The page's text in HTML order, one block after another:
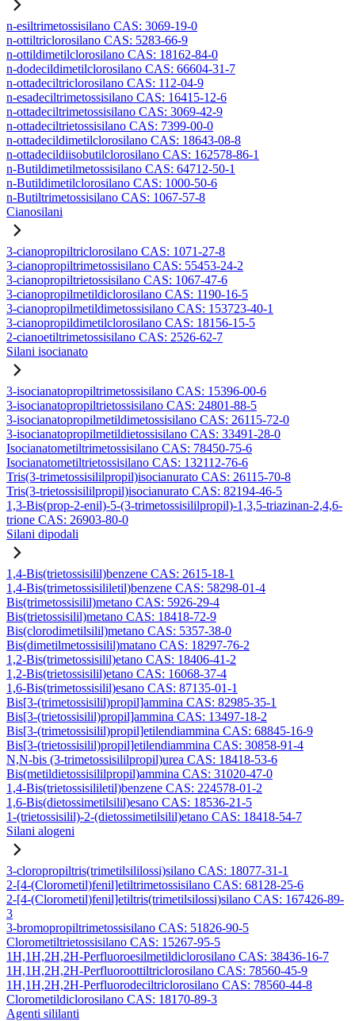
n-esiltrimetossisilano CAS: 3069-19-0
n-ottiltriclorosilano CAS: 5283-66-9
n-ottildimetilclorosilano CAS: 18162-84-0
n-dodecildimetilclorosilano CAS: 66604-31-7
n-ottadeciltriclorosilano CAS: 112-04-9
n-esadeciltrimetossisilano CAS: 16415-12-6
n-ottadeciltrimetossisilano CAS: 3069-42-9
n-ottadeciltrietossisilano CAS: 7399-00-0
n-ottadecildimetilclorosilano CAS: 18643-08-8
n-ottadecildiisobutilclorosilano CAS: 162578-86-1
n-Butildimetilmetossisilano CAS: 64712-50-1
n-Butildimetilclorosilano CAS: 1000-50-6
n-Butiltrimetossisilano CAS: 1067-57-8
Cianosilani
3-cianopropiltriclorosilano CAS: 1071-27-8
3-cianopropiltrimetossisilano CAS: 55453-24-2
3-cianopropiltrietossisilano CAS: 1067-47-6
3-cianopropilmetildiclorosilano CAS: 1190-16-5
3-cianopropilmetildimetossisilano CAS: 153723-40-1
3-cianopropildimetilclorosilano CAS: 18156-15-5
2-cianoetiltrimetossisilano CAS: 2526-62-7
Silani isocianato
3-isocianatopropiltrimetossisilano CAS: 15396-00-6
3-isocianatopropiltrietossisilano CAS: 24801-88-5
3-isocianatopropilmetildimetossisilano CAS: 26115-72-0
3-isocianatopropilmetildietossisilano CAS: 33491-28-0
Isocianatometiltrimetossisilano CAS: 78450-75-6
Isocianatometiltrietossisilano CAS: 132112-76-6
Tris(3-trimetossisililpropil)isocianurato CAS: 26115-70-8
Tris(3-trietossisililpropil)isocianurato CAS: 82194-46-5
1,3-Bis(prop-2-enil)-5-(3-trimetossisililpropil)-1,3,5-triazinan-2,4,6-
trione CAS: 26903-80-0
Silani dipodali
1,4-Bis(trietossisilil)benzene CAS: 2615-18-1
1,4-Bis(trimetossisililetil)benzene CAS: 58298-01-4
Bis(trimetossisilil)metano CAS: 5926-29-4
Bis(trietossisilil)metano CAS: 18418-72-9
Bis(clorodimetilsilil)metano CAS: 5357-38-0
Bis(dimetilmetossisilil)matano CAS: 18297-76-2
1,2-Bis(trimetossisilil)etano CAS: 18406-41-2
1,2-Bis(trietossisilil)etano CAS: 16068-37-4
1,6-Bis(trimetossisilil)esano CAS: 87135-01-1
Bis[3-(trimetossisilil)propil]ammina CAS: 82985-35-1
Bis[3-(trietossisilil)propil]ammina CAS: 13497-18-2
Bis[3-(trimetossisilil)propil]etilendiammina CAS: 68845-16-9
Bis[3-(trietossisilil)propil]etilendiammina CAS: 30858-91-4
N,N-bis (3-trimetossisililpropil)urea CAS: 18418-53-6
Bis(metildietossisililpropil)ammina CAS: 31020-47-0
1,4-Bis(trietossisililetil)benzene CAS: 224578-01-2
1,6-Bis(dietossimetilsilil)esano CAS: 18536-21-5
1-(trietossisilil)-2-(dietossimetilsilil)etano CAS: 18418-54-7
Silani alogeni
3-cloropropiltris(trimetilsililossi)silano CAS: 18077-31-1
2-[4-(Clorometil)fenil]etiltrimetossisilano CAS: 68128-25-6
2-[4-(Clorometil)fenil]etiltris(trimetilsilossi)silano CAS: 167426-89-
3
3-bromopropiltrimetossisilano CAS: 51826-90-5
Clorometiltrietossisilano CAS: 15267-95-5
1H,1H,2H,2H-Perfluoroesilmetildiclorosilano CAS: 38436-16-7
1H,1H,2H,2H-Perfluoroottiltriclorosilano CAS: 78560-45-9
1H,1H,2H,2H-Perfluorodeciltriclorosilano CAS: 78560-44-8
Clorometildiclorosilano CAS: 18170-89-3
Agenti sililanti